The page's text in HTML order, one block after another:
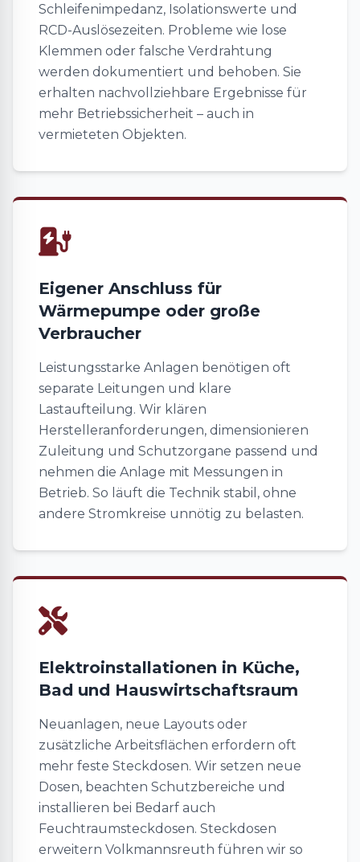
Schleifenimpedanz, Isolationswerte und
RCD-Auslösezeiten. Probleme wie lose
Klemmen oder falsche Verdrahtung
werden dokumentiert und behoben. Sie
erhalten nachvollziehbare Ergebnisse für
mehr Betriebssicherheit – auch in
vermieteten Objekten.
Eigener Anschluss für
Wärmepumpe oder große
Verbraucher
Leistungsstarke Anlagen benötigen oft
separate Leitungen und klare
Lastaufteilung. Wir klären
Herstelleranforderungen, dimensionieren
Zuleitung und Schutzorgane passend und
nehmen die Anlage mit Messungen in
Betrieb. So läuft die Technik stabil, ohne
andere Stromkreise unnötig zu belasten.
Elektroinstallationen in Küche,
Bad und Hauswirtschaftsraum
Neuanlagen, neue Layouts oder
zusätzliche Arbeitsflächen erfordern oft
mehr feste Steckdosen. Wir setzen neue
Dosen, beachten Schutzbereiche und
installieren bei Bedarf auch
Feuchtraumsteckdosen. Steckdosen
erweitern Volkmannsreuth führen wir so